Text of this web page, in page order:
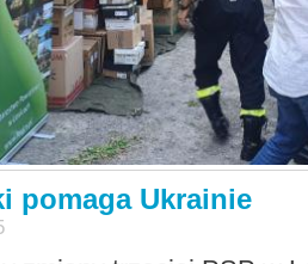
pomaga Ukrainie